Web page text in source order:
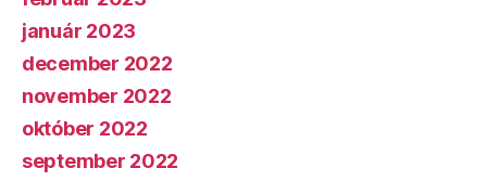
január 2023
december 2022
november 2022
október 2022
september 2022